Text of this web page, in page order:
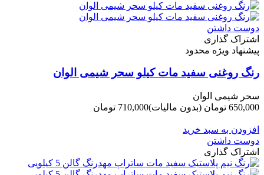
دوست داشتن
اشتراک گذاری
پیشنهاد ویژه محدود
رنگ روغنی سفید مات کیلو سحر شیمی الوان
سحر شیمی الوان
650,000 تومان
(بدون مالیات)710,000 تومان
افزودن به سبد خرید
دوست داشتن
اشتراک گذاری